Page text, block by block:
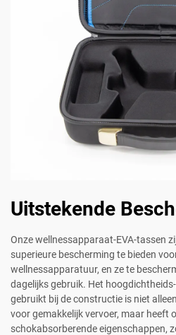
Uitstekende
Onze wellnessapparaat-EVA-tassen
superieure bescherming te bieden
wellnessapparatuur, en ze te
dagelijks gebruik. Het
gebruikt bij de constructie is niet
voor gemakkelijk vervoer, maar heeft
schokabsorberende eigenschappen,